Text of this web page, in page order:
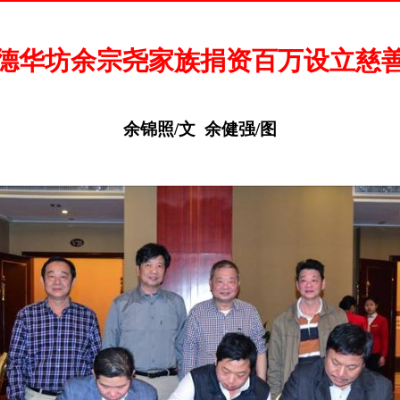
华坊余宗尧家族捐资百万设立慈
余锦照/文 余健强/图